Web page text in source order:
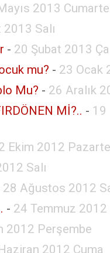
2013
Salı
- 20 Şubat 2013
mu? - 23 Ocak
Mu? - 26 Aralık
Mİ?.. - 19
Ekim 2012
Salı
28 Ağustos 2012
- 24 Temmuz 2012
2012 Perşembe
2012 Cuma